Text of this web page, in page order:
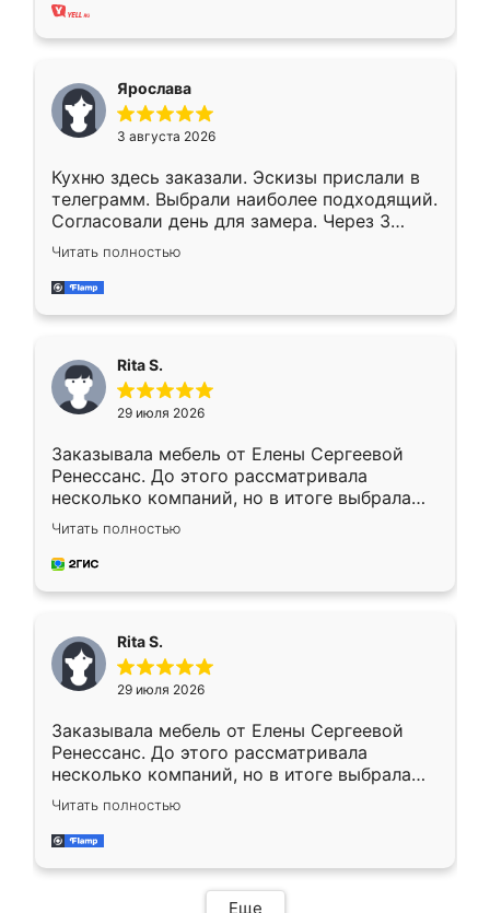
Ярослава
3 августа 2026
Кухню здесь заказали. Эскизы прислали в
телеграмм. Выбрали наиболее подходящий.
Согласовали день для замера. Через 3
недели кухня была уже готова. Остались
довольны работой. Спасибо Ренессанс
мебель за качественную работу!
Читать полностью
Rita S.
29 июля 2026
Заказывала мебель от Елены Сергеевой
Ренессанс. До этого рассматривала
несколько компаний, но в итоге выбрала
эту. Сначала обговорили условия, потом
приехал замерщик, всё спокойно объяснил
и снял размеры. Изготовили в срок, с
каких-либо доработок. Качеством осталась
довольна, все выглядит так, как и ожидала.
Читать полностью
Rita S.
29 июля 2026
Заказывала мебель от Елены Сергеевой
Ренессанс. До этого рассматривала
несколько компаний, но в итоге выбрала
эту. Сначала обговорили условия, потом
приехал замерщик, всё спокойно объяснил
и снял размеры. Изготовили в срок, с
мебель сразу встала на свое место без
Читать полностью
Еще